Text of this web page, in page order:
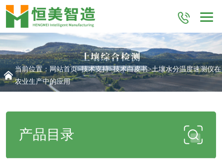
当前位置： 网站首页>技术支持>技术白皮书>土壤水分温度速测仪在
农业生产中的应用
产品目录